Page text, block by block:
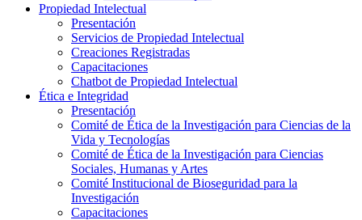
Propiedad Intelectual
Presentación
Servicios de Propiedad Intelectual
Creaciones Registradas
Capacitaciones
Chatbot de Propiedad Intelectual
Ética e Integridad
Presentación
Comité de Ética de la Investigación para Ciencias de la
Vida y Tecnologías
Comité de Ética de la Investigación para Ciencias
Sociales, Humanas y Artes
Comité Institucional de Bioseguridad para la
Investigación
Capacitaciones